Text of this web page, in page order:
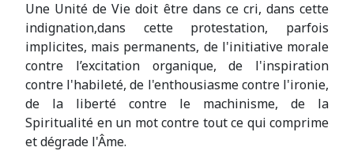
Une Unité de Vie doit être dans ce cri, dans cette
indignation,dans cette protestation, parfois
implicites, mais permanents, de l'initiative morale
contre l’excitation organique, de l'inspiration
contre l'habileté, de l'enthousiasme contre l'ironie,
de la liberté contre le machinisme, de la
Spiritualité en un mot contre tout ce qui comprime
et dégrade l'Âme.